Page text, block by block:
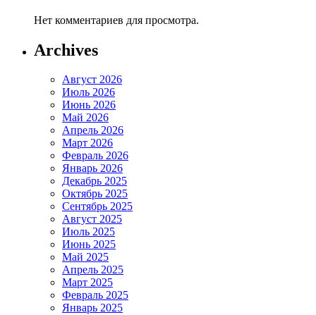
Нет комментариев для просмотра.
Archives
Август 2026
Июль 2026
Июнь 2026
Май 2026
Апрель 2026
Март 2026
Февраль 2026
Январь 2026
Декабрь 2025
Октябрь 2025
Сентябрь 2025
Август 2025
Июль 2025
Июнь 2025
Май 2025
Апрель 2025
Март 2025
Февраль 2025
Январь 2025